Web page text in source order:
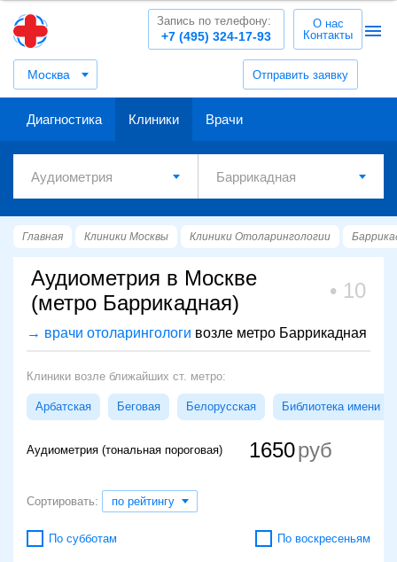
Москва Отправить заявку
+7 (495) 324-17-93
Запись по телефону:
О нас
Контакты
Диагностика Клиники Врачи
Главная Клиники Москвы Клиники Отоларингологии
Аудиометрия в Москве
(метро Баррикадная)
10
→ врачи отоларингологи возле метро Баррикадная
Клиники возле ближайших ст. метро:
Арбатская Беговая Белорусская Библиотека имени
Аудиометрия (тональная пороговая) 1650
Сортировать: по рейтингу
По субботам По воскресеньям